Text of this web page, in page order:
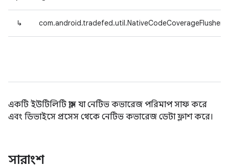
↳ com.android.tradefed.util.NativeCodeCoverageFlusher
একটি ইউটিলিটি ক্লাস যা নেটিভ কভারেজ পরিমাপ সাফ করে
এবং ডিভাইসে প্রসেস থেকে নেটিভ কভারেজ ডেটা ফ্লাশ করে।
সারাংশ